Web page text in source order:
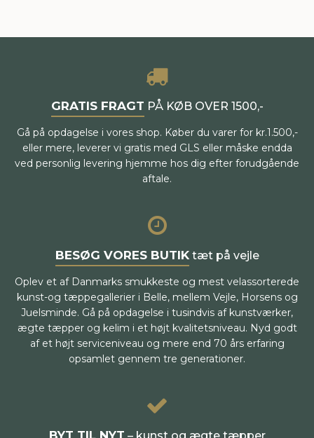
GRATIS FRAGT PÅ KØB OVER 1500,-
Gå på opdagelse i vores shop. Køber du varer for kr.1.500,-
eller mere, leverer vi gratis med GLS eller måske endda
ved personlig levering hjemme hos dig efter forudgående
aftale.
BESØG VORES BUTIKtæt på vejle
Oplev et af Danmarks smukkeste og mest velassorterede
kunst-og tæppegallerier i Belle, mellem Vejle, Horsens og
Juelsminde. Gå på opdagelse i tusindvis af kunstværker,
ægte tæpper og kelim i et højt kvalitetsniveau. Nyd godt
af et højt serviceniveau og mere end 70 års erfaring
opsamlet gennem tre generationer.